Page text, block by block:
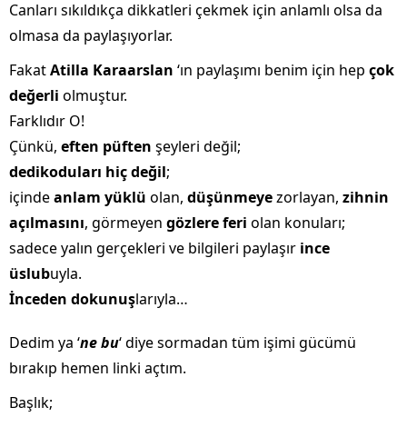
Canları sıkıldıkça dikkatleri çekmek için anlamlı olsa da
olmasa da paylaşıyorlar.
FakatAtilla Karaarslan ‘ın paylaşımı benim için hep çok
değerli olmuştur.
Farklıdır O!
Çünkü, eften püften şeyleri değil;
dedikoduları hiç değil;
içindeanlam yüklü olan, düşünmeyezorlayan, zihnin
açılmasını, görmeyen gözlere feri olan konuları;
sadece yalın gerçekleri ve bilgileri paylaşır ince
üslubuyla.
İnceden dokunuşlarıyla…
Dedim ya ‘ne bu‘ diye sormadan tüm işimi gücümü
bırakıp hemen linki açtım.
Başlık;